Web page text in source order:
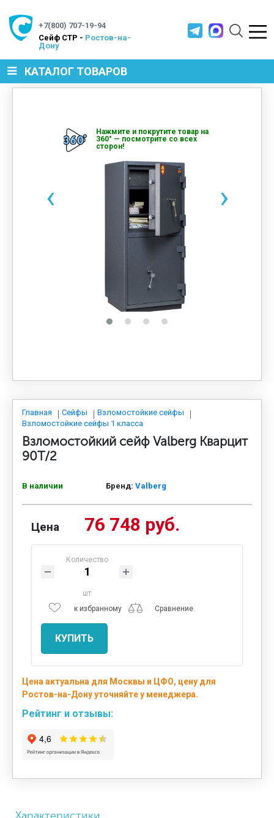
+7(800) 707-19-94
Cейф СТР - Ростов-на-
Дону
КАТАЛОГ ТОВАРОВ
МЕТАЛЛИЧЕСКАЯ МЕБЕЛЬ
МЕТАЛЛИЧЕСКИЕ СТЕЛЛАЖИ
ПРОИЗВОДСТВЕННАЯ МЕБЕЛЬ
МЕДИЦИНСКАЯ МЕБЕЛЬ
СИСТЕМЫ ХРАНЕНИЯ
МЕБЕЛЬ ДЛЯ ДОМА
МЕБЕЛЬ ДЛЯ СТОЛОВЫХ
Нажмите и покрутите товар на
360° — посмотрите со всех
сторон!
‹ ›
Главная Сейфы
Взломостойкие сейфы
Взломостойкие сейфы 1 класса
Взломостойкий сейф Valberg Кварцит
90Т/2
В наличии Бренд: Valberg
Цена 76 748 руб.
Количество
шт
к избранному
Сравнение
КУПИТЬ
Цена актуальна для Москвы и ЦФО, цену для
Ростов-на-Дону уточняйте у менеджера.
Рейтинг и отзывы: